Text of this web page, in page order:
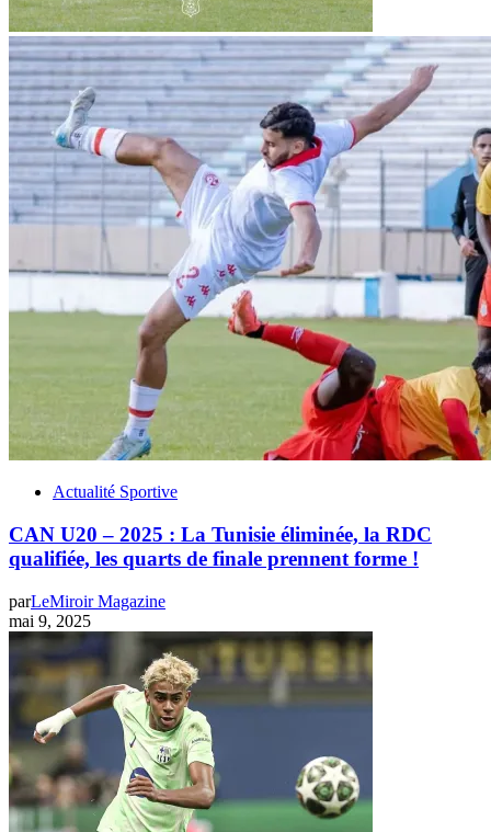
Actualité Sportive
CAN U20 – 2025 : La Tunisie éliminée, la RDC
qualifiée, les quarts de finale prennent forme !
parLeMiroir Magazine
mai 9, 2025